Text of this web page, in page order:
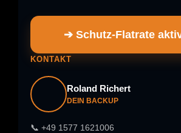
➔ Schutz-Flatrate
KONTAKT
Roland Richert
DEIN BACKUP
📞 +49 1577 1621006